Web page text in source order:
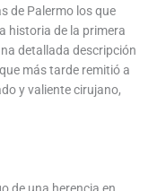
de Palermo los que
historia de la primera
detallada descripción
más tarde remitió a
y valiente cirujano,